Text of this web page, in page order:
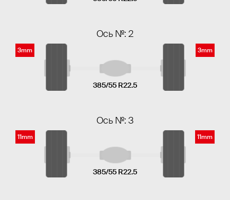
Ось №: 2
3mm
385/55 R22.5
3mm
Ось №: 3
11mm
385/55 R22.5
11mm